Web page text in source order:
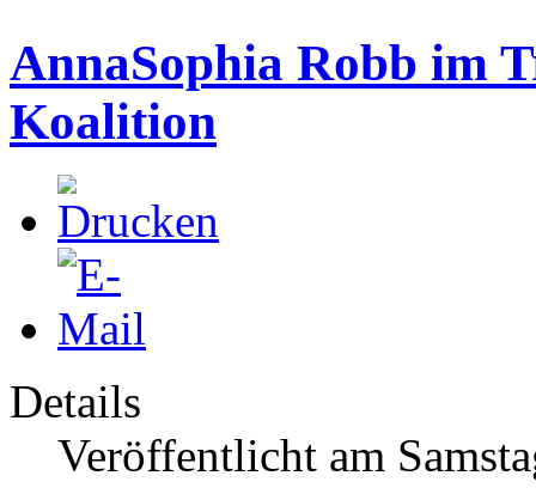
AnnaSophia Robb im
Koalition
Details
Veröffentlicht am